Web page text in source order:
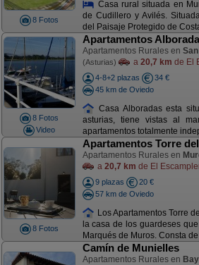
8 Fotos
Casa rural situada en
de Cudillero y Avilés.
del Paisaje Protegido de
8 Fotos
Video
Apartamentos
Apartamentos Rurales en
(Asturias) a 20,7 km de El
4-8+2 plazas
34 €
45 km de Oviedo
Casa Alboradas esta
asturias, tiene vistas al
apartamentos totalmente
8 Fotos
Apartamentos Torre
Apartamentos Rurales en
a 20,7 km de El
9 plazas
20 €
57 km de Oviedo
Los Apartamentos Torre
la casa de los guardeses
Marqués de Muros. Consta
Camín de Munielles
Apartamentos Rurales en